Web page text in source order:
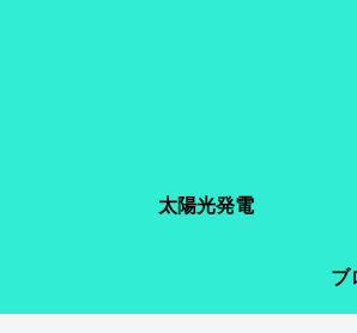
太陽光発電
ブ